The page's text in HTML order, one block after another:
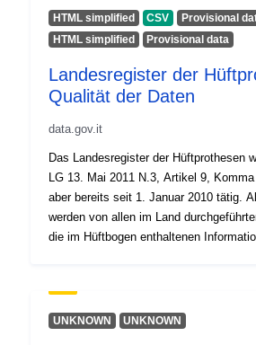
], [ 20.7, 55.6 ], [ 20.7, 58.1 ],
Identificadores:
03369608-
uriRef:
http://
39da-
HTML simplified CSV Provisional
HTML simplified
Provisional data
Landesregister der
Qualität der Daten
data.gov.it
Das Landesregister der Hüftprothesen
LG 13. Mai 2011 N.3, Artikel 9,
aber bereits seit 1. Januar 2010 tätig.
werden von allen im Land
die im Hüftbogen enthaltenen
UNKNOWN UNKNOWN